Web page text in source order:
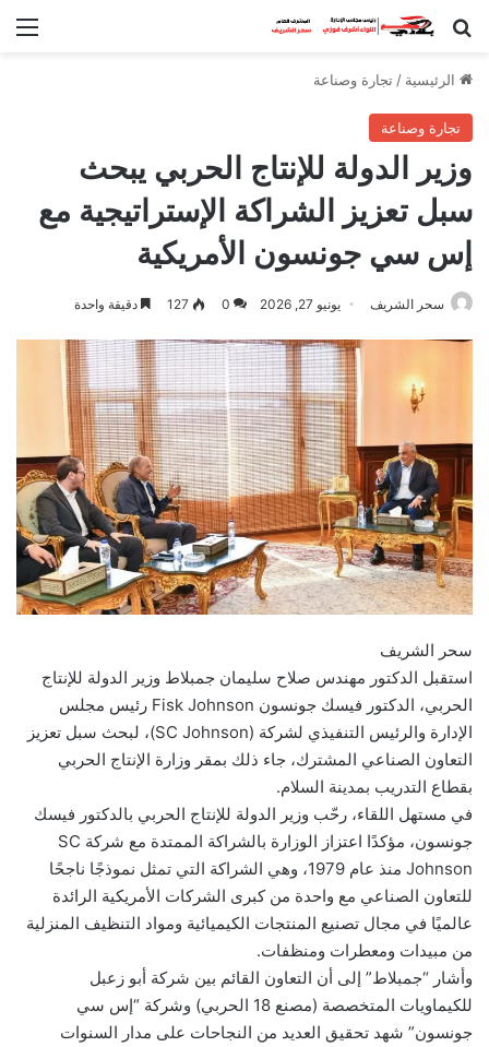
بحث عن
الرئيسية / تجارة وصناعة
تجارة وصناعة
وزير الدولة للإنتاج الحربي يبحث
سبل تعزيز الشراكة الإستراتيجية مع
إس سي جونسون الأمريكية
سحر الشريف يونيو 27, 2026 0
127 دقيقة واحدة
سحر الشريف
استقبل الدكتور مهندس صلاح سليمان جمبلاط وزير الدولة للإنتاج
الحربي، الدكتور فيسك جونسون Fisk Johnson رئيس مجلس
الإدارة والرئيس التنفيذي لشركة (SC Johnson)، لبحث سبل تعزيز
التعاون الصناعي المشترك، جاء ذلك بمقر وزارة الإنتاج الحربي
بقطاع التدريب بمدينة السلام.
في مستهل اللقاء، رحّب وزير الدولة للإنتاج الحربي بالدكتور فيسك
جونسون، مؤكدًا اعتزاز الوزارة بالشراكة الممتدة مع شركة SC
Johnson منذ عام 1979، وهي الشراكة التي تمثل نموذجًا ناجحًا
للتعاون الصناعي مع واحدة من كبرى الشركات الأمريكية الرائدة
عالميًا في مجال تصنيع المنتجات الكيميائية ومواد التنظيف المنزلية
من مبيدات ومعطرات ومنظفات.
وأشار “جمبلاط” إلى أن التعاون القائم بين شركة أبو زعبل
للكيماويات المتخصصة (مصنع 18 الحربي) وشركة “إس سي
جونسون” شهد تحقيق العديد من النجاحات على مدار السنوات